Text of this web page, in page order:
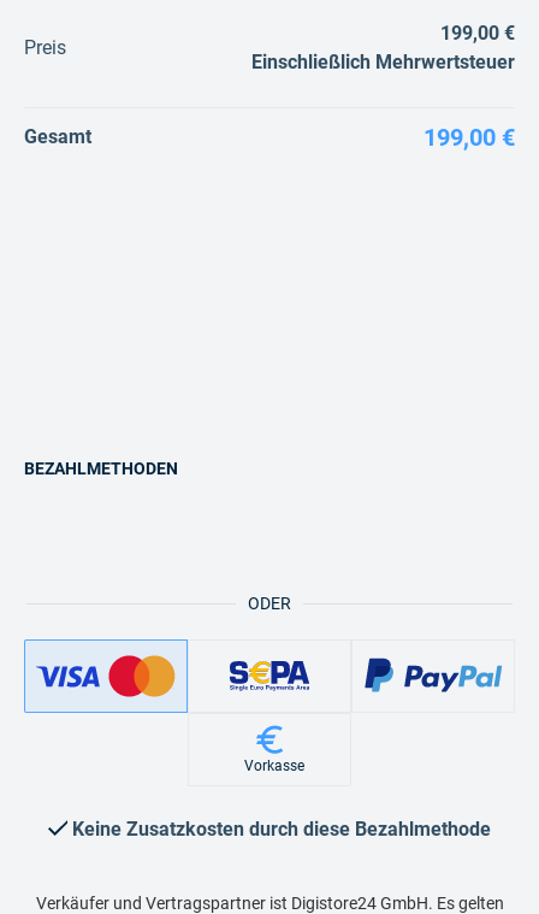
Preis
199,00 €
Einschließlich Mehrwertsteuer
Gesamt 199,00 €
ODER
BEZAHLMETHODEN
Vorkasse
Keine Zusatzkosten durch diese Bezahlmethode
Verkäufer und Vertragspartner ist Digistore24 GmbH. Es gelten